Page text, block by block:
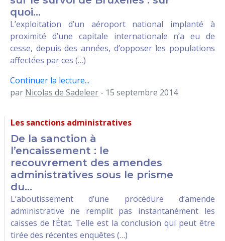
quoi...
L’exploitation d’un aéroport national implanté à
proximité d’une capitale internationale n’a eu de
cesse, depuis des années, d’opposer les populations
affectées par ces (…)
Continuer la lecture...
par Nicolas de Sadeleer - 15 septembre 2014
Les sanctions administratives
De la sanction à
l’encaissement : le
recouvrement des amendes
administratives sous le prisme
du...
L’aboutissement d’une procédure d’amende
administrative ne remplit pas instantanément les
caisses de l’État. Telle est la conclusion qui peut être
tirée des récentes enquêtes (…)